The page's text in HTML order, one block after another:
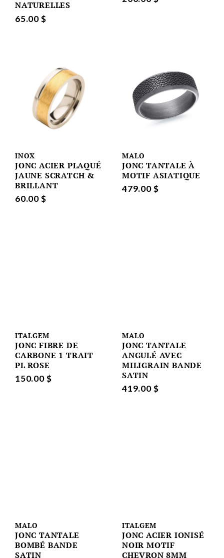
NATURELLES
65.00 $
INOX
JONC ACIER PLAQUÉ
JAUNE SCRATCH &
BRILLANT
60.00 $
MALO
JONC TANTALE À
MOTIF ASIATIQUE
479.00 $
ITALGEM
JONC FIBRE DE
CARBONE 1 TRAIT
PL ROSE
150.00 $
MALO
JONC TANTALE
ANGULÉ AVEC
MILIGRAIN BANDE
SATIN
419.00 $
MALO
JONC TANTALE
BOMBÉ BANDE
SATIN
ITALGEM
JONC ACIER IONISÉ
NOIR MOTIF
CHEVRON 8MM